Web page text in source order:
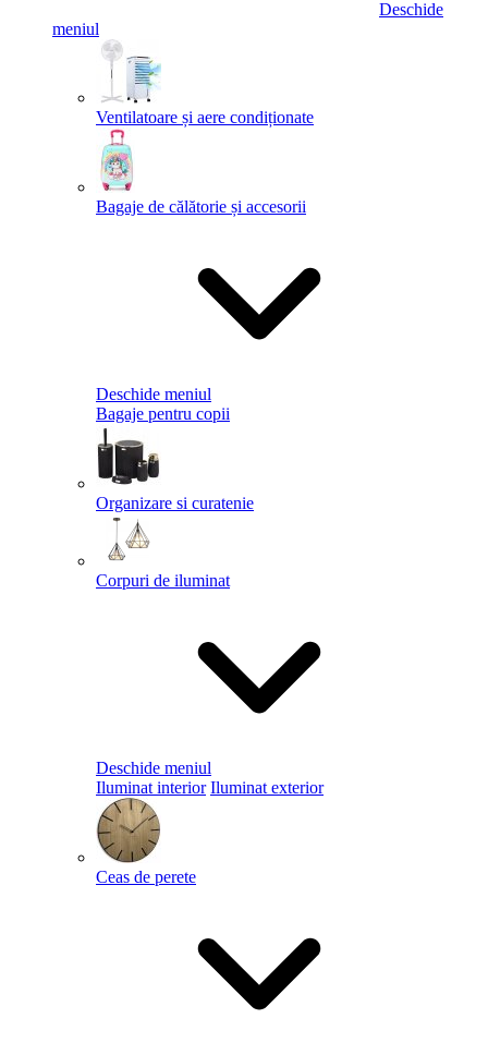
Deschide
meniul
Ventilatoare și aere condiționate
Bagaje de călătorie și accesorii
Deschide meniul
Bagaje pentru copii
Organizare si curatenie
Corpuri de iluminat
Deschide meniul
Iluminat interior Iluminat exterior
Ceas de perete